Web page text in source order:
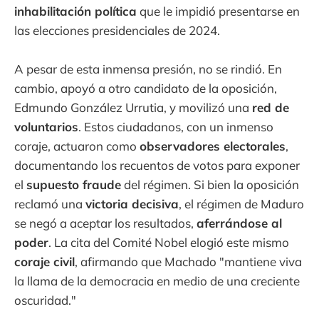
inhabilitación política que le impidió presentarse en
las elecciones presidenciales de 2024.
A pesar de esta inmensa presión, no se rindió. En
cambio, apoyó a otro candidato de la oposición,
Edmundo González Urrutia, y movilizó una red de
voluntarios. Estos ciudadanos, con un inmenso
coraje, actuaron como observadores electorales,
documentando los recuentos de votos para exponer
el supuesto fraudedel régimen. Si bien la oposición
reclamó una victoria decisiva, el régimen de Maduro
se negó a aceptar los resultados, aferrándose al
poder. La cita del Comité Nobel elogió este mismo
coraje civil, afirmando que Machado "mantiene viva
la llama de la democracia en medio de una creciente
oscuridad."